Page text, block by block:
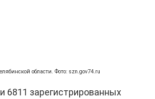
области. Фото: szn.gov74.ru
6811 зарегистрированных